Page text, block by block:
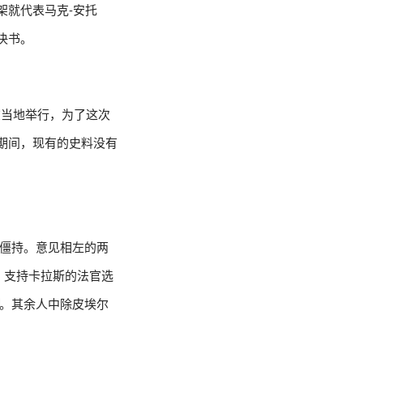
就代表马克-安托
。
地举行，为了这次
间，现有的史料没有
持。意见相左的两
持卡拉斯的法官选
其余人中除皮埃尔